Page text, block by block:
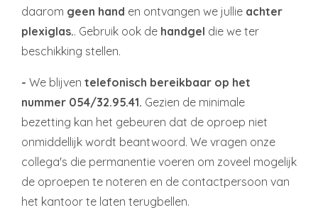
daarom geen hand en ontvangen we jullie achter
plexiglas.. Gebruik ook de handgel die we ter
beschikking stellen.
- We blijven telefonisch bereikbaar op het
nummer 054/32.95.41. Gezien de minimale
bezetting kan het gebeuren dat de oproep niet
onmiddellijk wordt beantwoord. We vragen onze
collega's die permanentie voeren om zoveel mogelijk
de oproepen te noteren en de contactpersoon van
het kantoor te laten terugbellen.